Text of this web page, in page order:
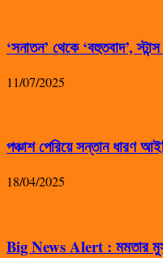
‘সনাতন’ থেকে ‘বহুতবাদ’,
11/07/2025
পঞ্চাশ পেরিয়ে সন্তান ধারণ
18/04/2025
Big News Alert : মমতার